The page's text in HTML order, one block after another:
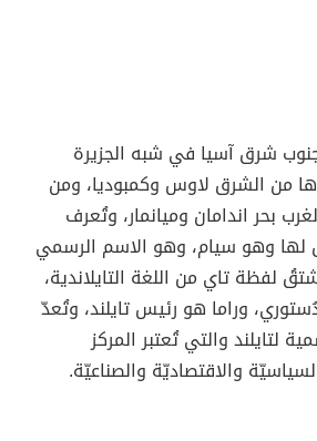
شرق آسيا في شبه الجزيرة
من الشرق لاوس وكمبوديا، ومن
بحر اندامان وميانمار، وتُعرف
لها وهو سيام، وهو الاسم الرسمي
1949م، وتشتقُ لفظة تاي من اللغة التايلاندية،
وراما هو رئيس تايلند، وتُعدّ
لتايلند والتي تُعتبر المركز
والاقتصاديّة والصناعيّة.